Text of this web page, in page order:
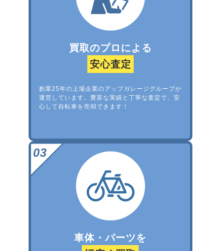
買取のプロによる
安心査定
創業25年の上場企業のアップガレージグループが
運営しています。豊富な実績と丁寧な査定で、安
心して自転車を売却できます！
車体・パーツを